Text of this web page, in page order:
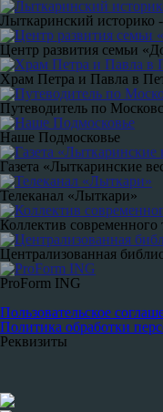
Лыткаринский историко
Центр развития семьи
Храм Петра и Павла в
Путеводитель по
Наше Подмосковье
Газета «Лыткаринские
Телеканал «Лыткари»
Коллектив
Централизованная
ProForm ING
Пользовательское
Политика обработки
Реквизиты